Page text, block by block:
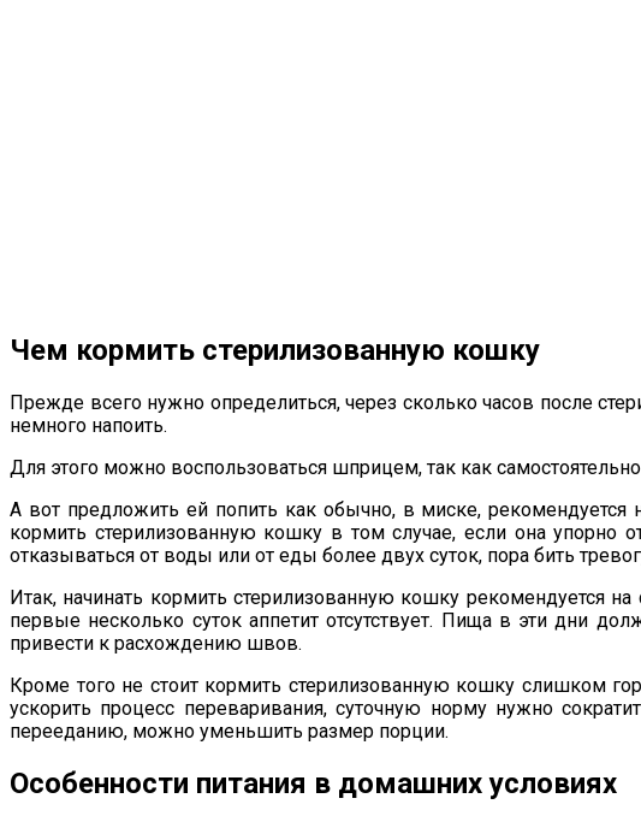
Чем кормить стерилизованную кошку
Прежде всего нужно определиться, через сколько часов после
немного напоить.
Для этого можно воспользоваться шприцем, так как
А вот предложить ей попить как обычно, в миске,
кормить стерилизованную кошку в том случае, если она упорно
отказываться от воды или от еды более двух суток, пора бить
Итак, начинать кормить стерилизованную кошку рекомендуется
первые несколько суток аппетит отсутствует. Пища в эти дни
привести к расхождению швов.
Кроме того не стоит кормить стерилизованную кошку слишком
ускорить процесс переваривания, суточную норму нужно
перееданию, можно уменьшить размер порции.
Особенности питания в домашних условиях